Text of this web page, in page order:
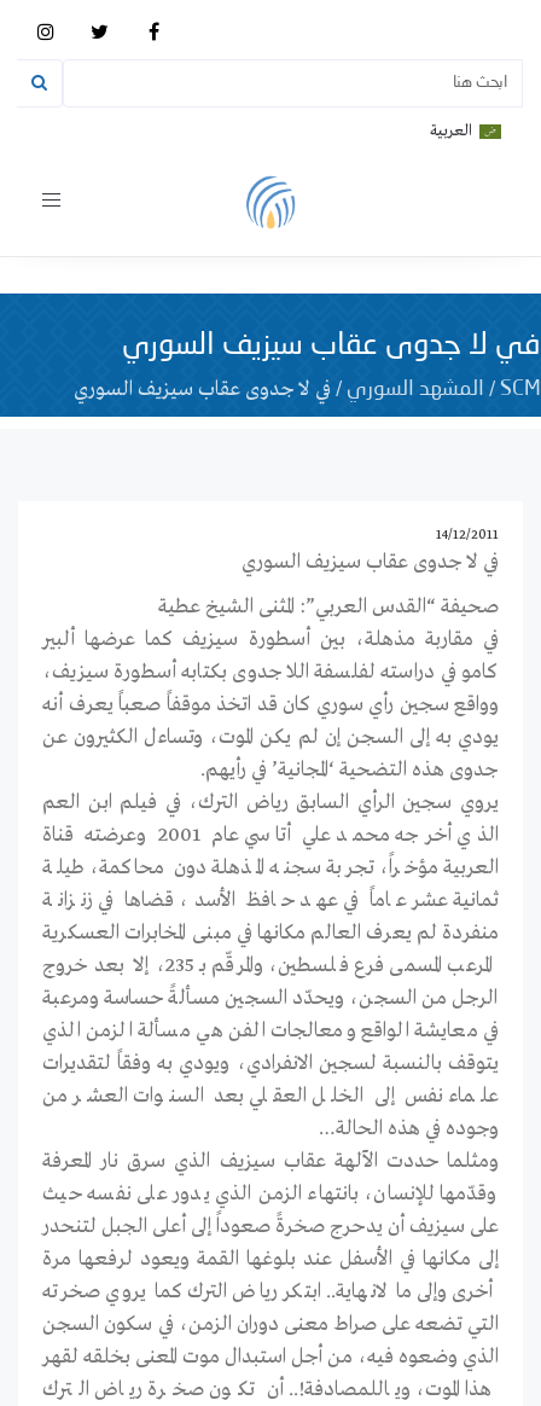
العربية
Toggle
في لا جدوى عقاب سيزيف السوري
SCM
/ المشهد السوري / في لا جدوى عقاب سيزيف السوري
14/12/2011
في لا جدوى عقاب سيزيف السوري
صحيفة “القدس العربي”: المثنى الشيخ عطية
في مقاربة مذهلة، بين أسطورة سيزيف كما عرضها ألبير
كامو في دراسته لفلسفة اللا جدوى بكتابه أسطورة سيزيف،
وواقع سجين رأي سوري كان قد اتخذ موقفاً صعباً يعرف أنه
يودي به إلى السجن إن لم يكن الموت، وتساءل الكثيرون عن
جدوى هذه التضحية ‘المجانية’ في رأيهم.
يروي سجين الرأي السابق رياض الترك، في فيلم ابن العم
الذي أخرجه محمد علي أتاسي عام 2001 وعرضته قناة
العربية مؤخراً، تجربة سجنه المذهلة دون محاكمة، طيلة
ثمانية عشر عاماً في عهد حافظ الأسد، قضاها في زنزانة
منفردة لم يعرف العالم مكانها في مبنى المخابرات العسكرية
المرعب المسمى فرع فلسطين، والمرقّم بـ 235، إلا بعد خروج
الرجل من السجن، ويحدّد السجين مسألةً حساسة ومرعبة
في معايشة الواقع ومعالجات الفن هي مسألة الزمن الذي
يتوقف بالنسبة لسجين الانفرادي، ويودي به وفقاً لتقديرات
علماء نفس إلى الخلل العقلي بعد السنوات العشر من
وجوده في هذه الحالة…
ومثلما حددت الآلهة عقاب سيزيف الذي سرق نار المعرفة
وقدّمها للإنسان، بانتهاء الزمن الذي يدور على نفسه حيث
على سيزيف أن يدحرج صخرةً صعوداً إلى أعلى الجبل لتنحدر
إلى مكانها في الأسفل عند بلوغها القمة ويعود لرفعها مرة
أخرى وإلى ما لانهاية.. ابتكر رياض الترك كما يروي صخرته
التي تضعه على صراط معنى دوران الزمن، في سكون السجن
الذي وضعوه فيه، من أجل استبدال موت المعنى بخلقه لقهر
هذا الموت، وياللمصادفة!.. أن تكون صخرة رياض الترك